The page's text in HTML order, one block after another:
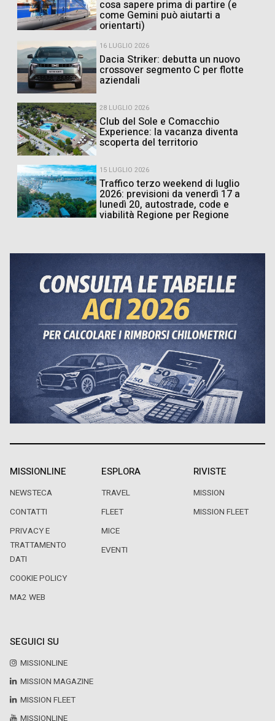
cosa sapere prima di partire (e
come Gemini può aiutarti a
orientarti)
16 LUGLIO 2026
Dacia Striker: debutta un nuovo
crossover segmento C per flotte
aziendali
28 LUGLIO 2026
Club del Sole e Comacchio
Experience: la vacanza diventa
scoperta del territorio
15 LUGLIO 2026
Traffico terzo weekend di luglio
2026: previsioni da venerdì 17 a
lunedì 20, autostrade, code e
viabilità Regione per Regione
MISSIONLINE
NEWSTECA
CONTATTI
PRIVACY E
TRATTAMENTO
DATI
COOKIE POLICY
MA2 WEB
ESPLORA
TRAVEL
FLEET
MICE
EVENTI
RIVISTE
MISSION
MISSION FLEET
SEGUICI SU
MISSIONLINE
MISSION MAGAZINE
MISSION FLEET